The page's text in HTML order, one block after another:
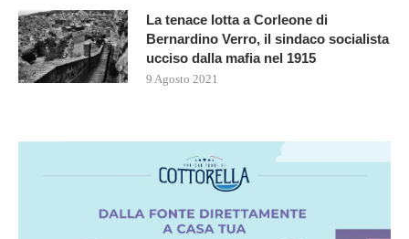
La tenace lotta a Corleone di
Bernardino Verro, il sindaco socialista
ucciso dalla mafia nel 1915
9 Agosto 2021